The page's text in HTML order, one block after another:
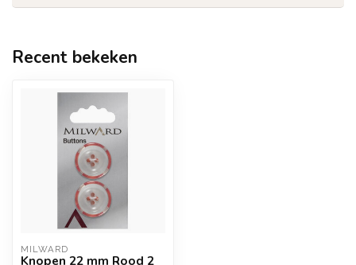
Recent bekeken
MILWARD
Knopen 22 mm Rood 2